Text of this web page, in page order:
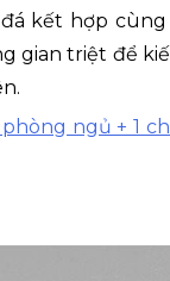
đá kết hợp
gian triệt để
ngủ + 1